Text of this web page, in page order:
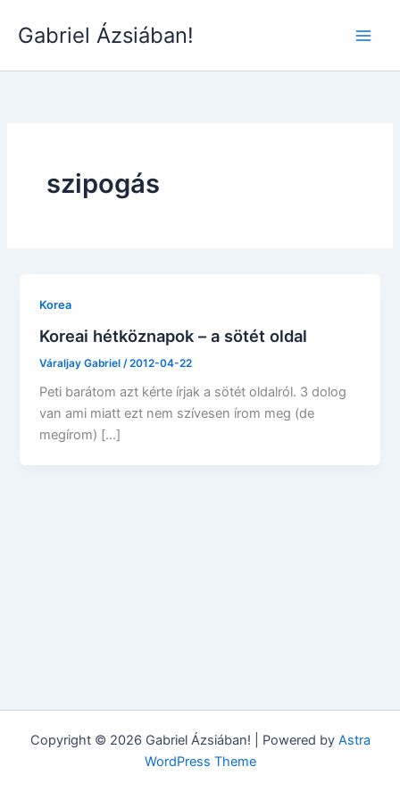
Gabriel Ázsiában!
szipogás
Korea
Koreai hétköznapok – a sötét oldal
Váraljay Gabriel /2012-04-22
Peti barátom azt kérte írjak a sötét oldalról. 3 dolog
van ami miatt ezt nem szívesen írom meg (de
megírom) […]
Copyright © 2026 Gabriel Ázsiában! | Powered by Astra
WordPress Theme